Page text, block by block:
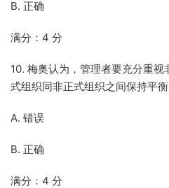
B. 正确
满分：4 分
10. 梅奥认为，管理者要充分重
式组织同非正式组织之间保持平
A. 错误
B. 正确
满分：4 分